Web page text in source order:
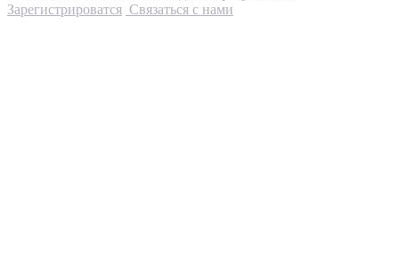
Зарегистрироватся Связаться с нами